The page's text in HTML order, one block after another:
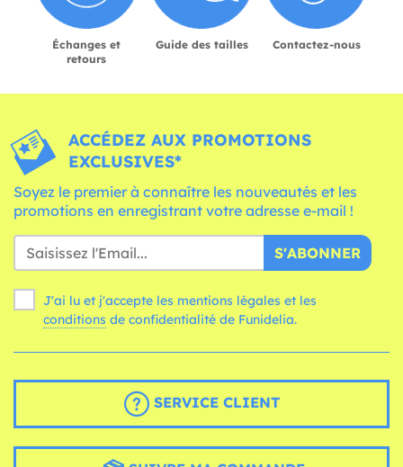
Échanges et
retours
Guide des tailles Contactez-nous
ACCÉDEZ AUX PROMOTIONS
EXCLUSIVES*
Soyez le premier à connaître les nouveautés et les
promotions en enregistrant votre adresse e-mail !
S'ABONNER
J'ai lu et j'accepte les mentions légales et les
conditions de confidentialité de Funidelia.
SERVICE CLIENT